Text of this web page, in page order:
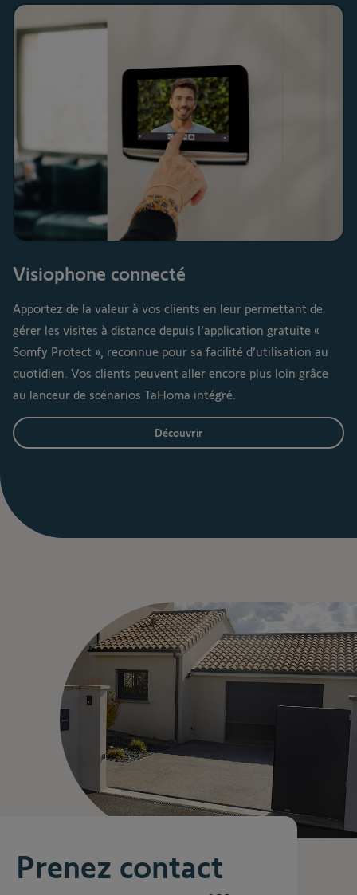
Visiophone connecté
Apportez de la valeur à vos clients en leur permettant de
gérer les visites à distance depuis l’application gratuite «
Somfy Protect », reconnue pour sa facilité d’utilisation au
quotidien. Vos clients peuvent aller encore plus loin grâce
au lanceur de scénarios TaHoma intégré.
Découvrir
Prenez contact